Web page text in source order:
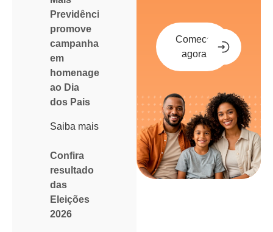
Previdência
promove
campanha
em
homenagem
ao Dia
dos Pais
Saiba mais
Confira
resultado
das
Eleições
2026
Comece
agora